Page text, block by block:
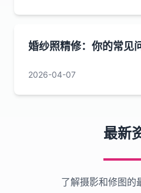
婚纱照精修：你的常见
2026-04-07
最新
了解摄影和修图的